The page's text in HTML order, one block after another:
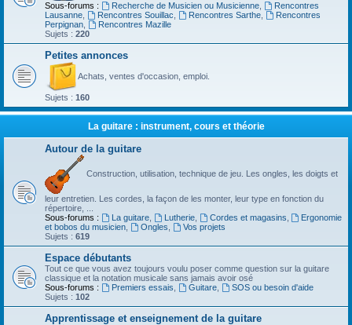
Sous-forums : Recherche de Musicien ou Musicienne,
Rencontres
Lausanne
Rencontres Souillac Rencontres Sarthe,
Rencontres
Perpignan
Rencontres Mazille
Sujets : 220
Petites annonces
Achats, ventes d'occasion, emploi.
Sujets : 160
La guitare : instrument, cours et théorie
Autour de la guitare
Construction, utilisation, technique de jeu. Les ongles, les doigts et
leur entretien. Les cordes, la façon de les monter, leur type en fonction du
répertoire, ...
Sous-forums :
La guitare, Lutherie, Cordes et magasins
Ergonomie
et bobos du musicien
Ongles
Vos projets
Sujets : 619
Espace débutants
Tout ce que vous avez toujours voulu poser comme question sur la guitare
classique et la notation musicale sans jamais avoir osé
Sous-forums :
Premiers essais Guitare,
SOS ou besoin d'aide
Sujets : 102
Apprentissage et enseignement de la guitare